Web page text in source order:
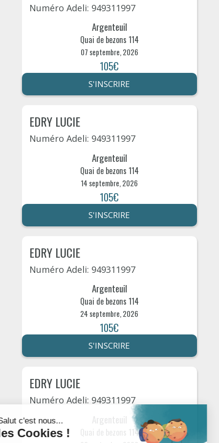
Numéro Adeli: 949311997
Argenteuil
Quai de bezons 114
07 septembre, 2026
105€
S'INSCRIRE
EDRY LUCIE
Numéro Adeli: 949311997
Argenteuil
Quai de bezons 114
14 septembre, 2026
105€
S'INSCRIRE
EDRY LUCIE
Numéro Adeli: 949311997
Argenteuil
Quai de bezons 114
24 septembre, 2026
105€
S'INSCRIRE
EDRY LUCIE
Numéro Adeli: 949311997
Quai de bezons 114